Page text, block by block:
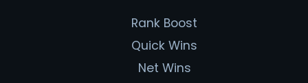
Rank Boost
Quick Wins
Net Wins